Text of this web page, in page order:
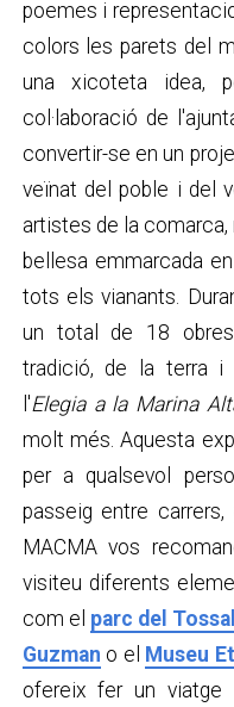
poemes i
colors les parets del
una xicoteta idea,
col·laboració de
convertir-se en un
veïnat del poble i del
artistes de la
bellesa emmarcada
tots els vianants.
un total de 18
tradició, de la terra i
l'Elegia a la Marina
molt més. Aquesta
per a qualsevol
passeig entre carrers,
MACMA vos
visiteu diferents
com el parc del
Guzman o el Museu
ofereix fer un